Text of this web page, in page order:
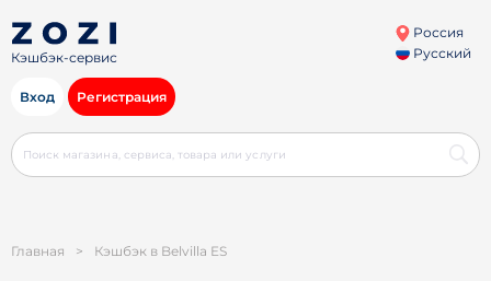
Кэшбэк-сервис
Россия
Русский
Вход Регистрация
Главная > Кэшбэк в Belvilla ES